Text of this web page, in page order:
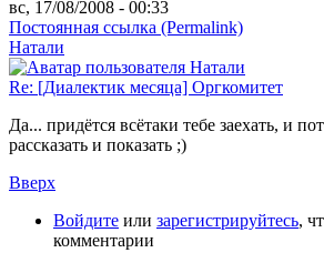
вс, 17/08/2008 - 00:33
Постоянная ссылка (Permalink)
Натали
Re: [Диалектик месяца] Оргкомитет
Да... придётся всётаки тебе заехать, и
рассказать и показать ;)
Вверх
Войдите или зарегистрируйтесь,
комментарии